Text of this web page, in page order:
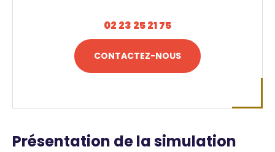
02 23 25 21 75
CONTACTEZ-NOUS
Présentation de la simulation